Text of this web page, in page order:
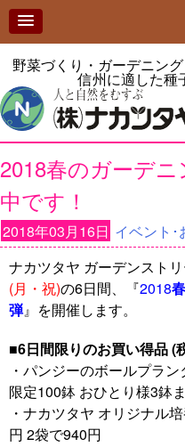
野菜づくり・ガーデニン
信州に適した種
2018春のガーデ
中です！
2018年03月16日 イベント･
ナカツタヤ ガーデンストリ
(月・祝)の6日間、『2018
弾』を開催します。
■6日間限りのお買い得品 (
・パンジーのボールプラ
限定100鉢 おひとり様3鉢
・ナカツタヤ オリジナル
円 2袋で940円